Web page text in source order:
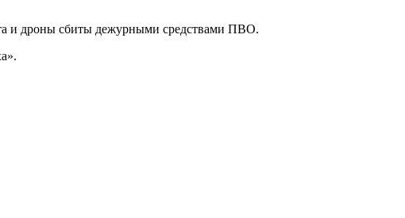
и дроны сбиты дежурными средствами ПВО.